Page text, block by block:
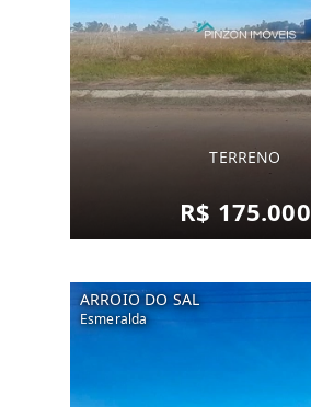
TERRENO
R$ 175.000
ARROIO DO SAL
Esmeralda